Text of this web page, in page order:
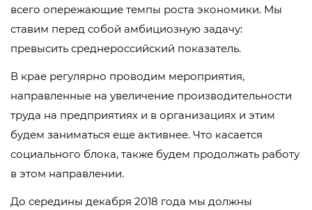
всего опережающие темпы роста экономики. Мы
ставим перед собой амбициозную задачу:
превысить среднероссийский показатель.
В крае регулярно проводим мероприятия,
направленные на увеличение производительности
труда на предприятиях и в организациях и этим
будем заниматься еще активнее. Что касается
социального блока, также будем продолжать работу
в этом направлении.
До середины декабря 2018 года мы должны